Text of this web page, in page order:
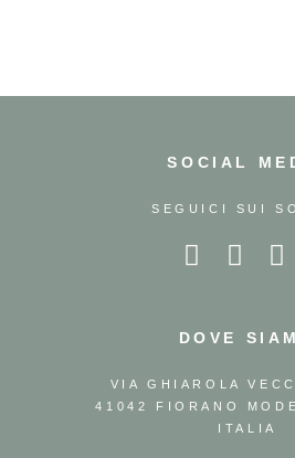
SOCIAL
SEGUICI SUI
DOVE
VIA GHIAROLA
41042 FIORANO
ITALIA